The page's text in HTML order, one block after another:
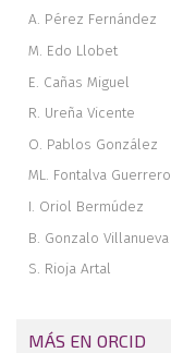
A. Pérez Fernández
M. Edo Llobet
E. Cañas Miguel
R. Ureña Vicente
O. Pablos González
ML. Fontalva Guerrero
I. Oriol Bermúdez
B. Gonzalo Villanueva
S. Rioja Artal
MÁS EN ORCID